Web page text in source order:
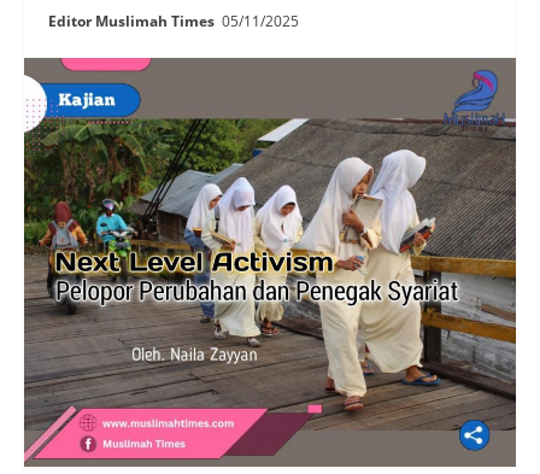
Editor Muslimah Times 05/11/2025